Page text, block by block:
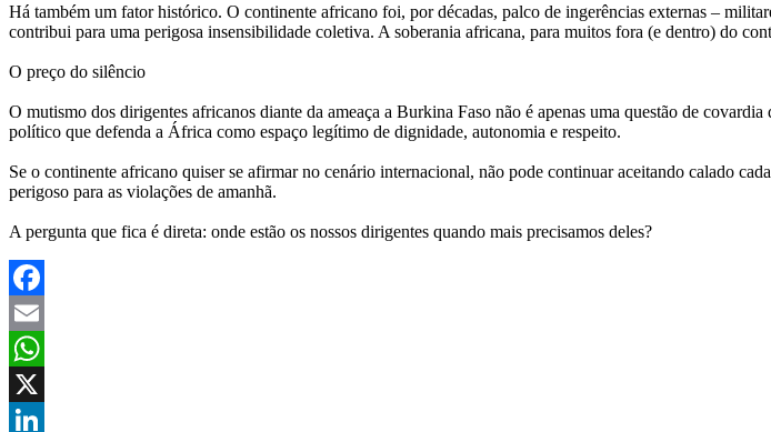
Há também um fator histórico. O continente africano foi, por décadas, palco de ingerências externas –
contribui para uma perigosa insensibilidade coletiva. A soberania africana, para muitos fora (e dentro) do
O preço do silêncio
O mutismo dos dirigentes africanos diante da ameaça a Burkina Faso não é apenas uma questão de
político que defenda a África como espaço legítimo de dignidade, autonomia e respeito.
Se o continente africano quiser se afirmar no cenário internacional, não pode continuar aceitando calado
perigoso para as violações de amanhã.
A pergunta que fica é direta: onde estão os nossos dirigentes quando mais precisamos deles?
Facebook
Email
WhatsApp
X